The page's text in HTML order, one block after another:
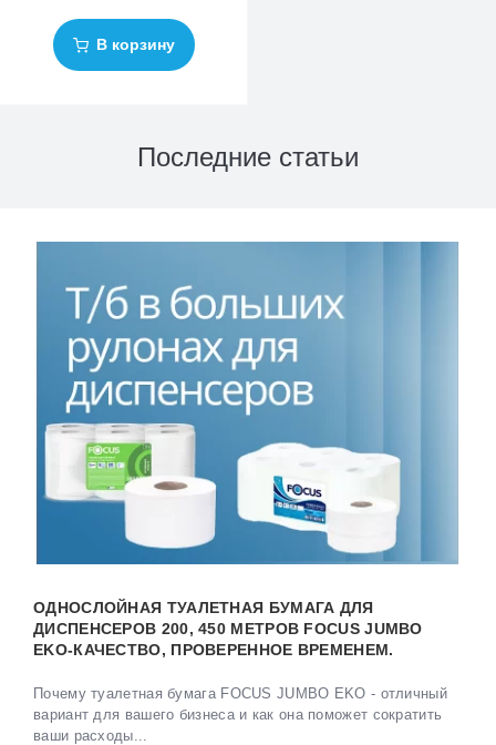
В корзину
Последние статьи
ОДНОСЛОЙНАЯ ТУАЛЕТНАЯ БУМАГА ДЛЯ
ДИСПЕНСЕРОВ 200, 450 МЕТРОВ FOCUS JUMBO
EKO-КАЧЕСТВО, ПРОВЕРЕННОЕ ВРЕМЕНЕМ.
Почему туалетная бумага FOCUS JUMBO EKO - отличный
вариант для вашего бизнеса и как она поможет сократить
ваши расходы...